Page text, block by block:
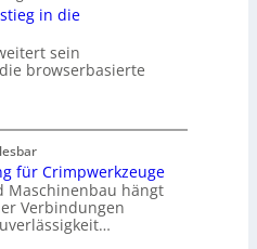
in die
sein
browserbasierte
für Crimpwerkzeuge
Maschinenbau hängt
Verbindungen